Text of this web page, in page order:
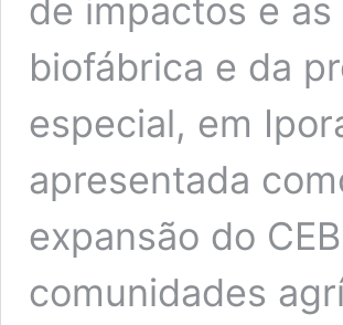
de impactos e
biofábrica e da
especial, em
apresentada
expansão do
comunidades